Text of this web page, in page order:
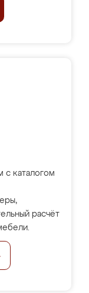
с каталогом
расчёт